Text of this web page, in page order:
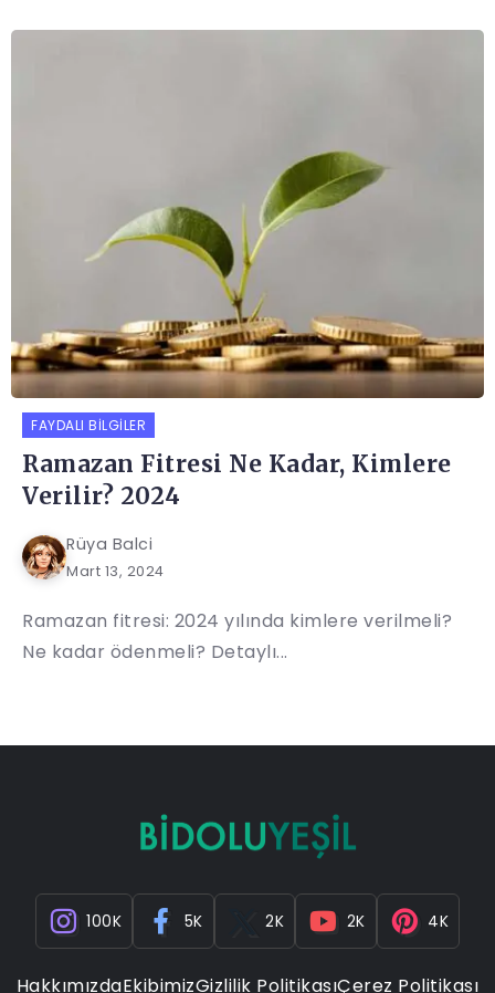
FAYDALI BILGILER
Ramazan Fitresi Ne Kadar, Kimlere
Verilir? 2024
Rüya Balci
Mart 13, 2024
Ramazan fitresi: 2024 yılında kimlere verilmeli?
Ne kadar ödenmeli? Detaylı...
100K 5K 2K 2K 4K
HakkımızdaEkibimizGizlilik PolitikasıÇerez Politikası